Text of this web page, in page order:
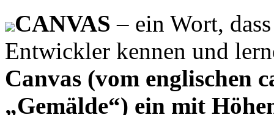
CANVAS– ein Wort,
Entwickler kennen und
Canvas (vom englischen
„Gemälde“) ein mit